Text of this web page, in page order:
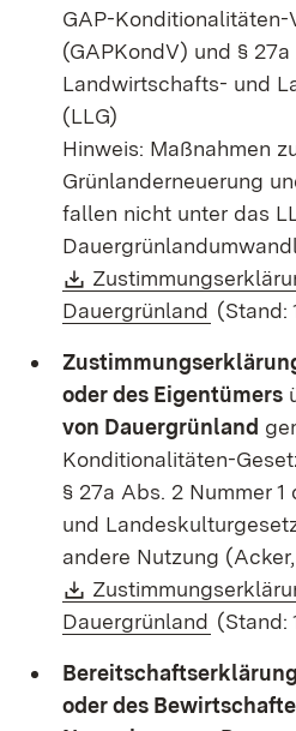
GAP-Konditionalitäten-
(GAPKondV) und §
Landwirtschafts- und
(LLG)
Hinweis: Maßnahmen
Grünlanderneuerung
fallen nicht unter das
Download:
Dauergrünland (Öffnet
(Stand:
oder des Eigentümers
von Dauergrünland
Konditionalitäten-
§ 27a Abs. 2 Nummer
und
andere Nutzung
Download:
Dauergrünland (Öffnet
(Stand:
oder des